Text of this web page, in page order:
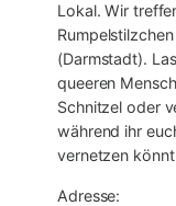
Lokal. Wir
(Darmstadt).
queeren
Schnitzel oder
während ihr
vernetzen
Adresse: